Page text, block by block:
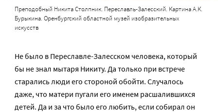
Преподобный Никита Столпник. Переславль-Залесский. Картина А.К.
Бурыкина. Оренбургский областной музей изобразительных
искусств
Не было в Переславле-Залесском человека, который
бы не знал мытаря Никиту. Да только при встрече
старались люди его стороной обойти. Случалось
даже, что матери пугали его именем расшалившихся
детей. Да и за что было его любить, если собирал он